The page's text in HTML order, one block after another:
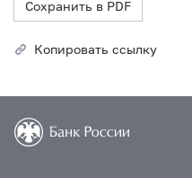
Сохранить в PDF
Копировать ссылку